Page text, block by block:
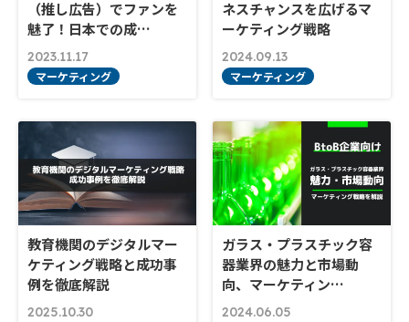
（推し広告）でファンを
魅了！日本での成…
2023.11.17
マーケティング
ネスチャンスを広げるマ
ーケティング戦略
2024.09.13
マーケティング
教育機関のデジタルマー
ケティング戦略と成功事
例を徹底解説
2025.10.30
ガラス・プラスチック容
器業界の魅力と市場動
向、マーケティン…
2024.06.05